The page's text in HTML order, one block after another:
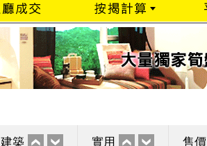
建築 實用 售價